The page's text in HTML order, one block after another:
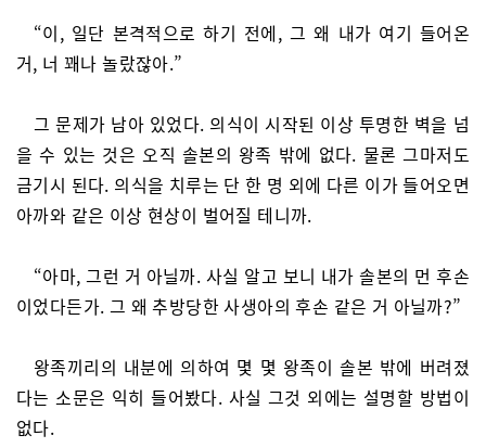
“이, 일단 본격적으로 하기 전에, 그 왜 내가 여기 들어온
거, 너 꽤나 놀랐잖아.”
그 문제가 남아 있었다. 의식이 시작된 이상 투명한 벽을 넘
을 수 있는 것은 오직 솔본의 왕족 밖에 없다. 물론 그마저도
금기시 된다. 의식을 치루는 단 한 명 외에 다른 이가 들어오면
아까와 같은 이상 현상이 벌어질 테니까.
“아마, 그런 거 아닐까. 사실 알고 보니 내가 솔본의 먼 후손
이었다든가. 그 왜 추방당한 사생아의 후손 같은 거 아닐까?”
왕족끼리의 내분에 의하여 몇 몇 왕족이 솔본 밖에 버려졌
다는 소문은 익히 들어봤다. 사실 그것 외에는 설명할 방법이
없다.